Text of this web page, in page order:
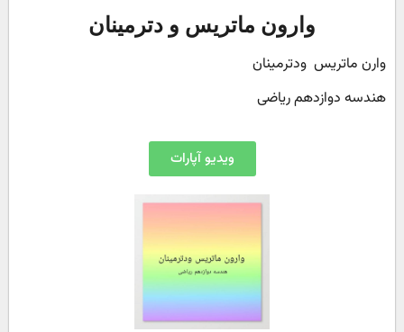
وارون ماتریس و دترمینان
وارن ماتریس ودترمینان
هندسه دوازدهم ریاضی
ویدیو آپارات